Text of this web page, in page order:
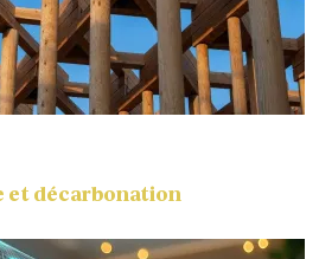
et décarbonation